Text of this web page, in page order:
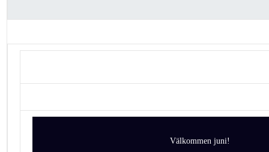
Välkommen juni!